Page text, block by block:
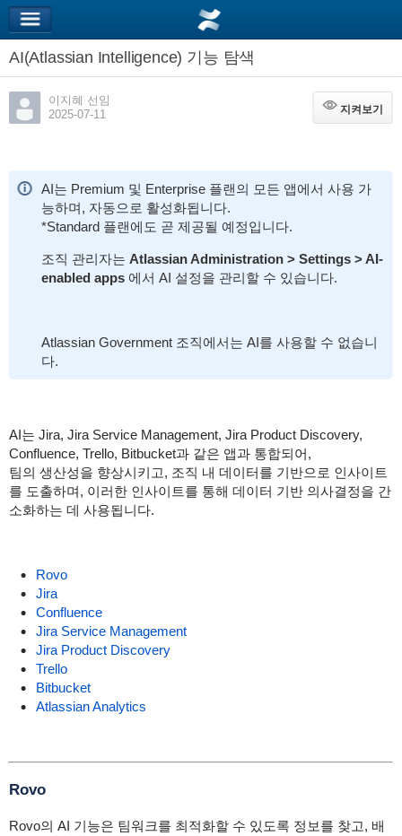
AI(Atlassian Intelligence) 기능 탐색
이지혜 선임
2025-07-11
지켜보기
지켜보기
AI는 Premium 및 Enterprise 플랜의 모든 앱에서 사용 가
능하며, 자동으로 활성화됩니다.
*Standard 플랜에도 곧 제공될 예정입니다.
조직 관리자는 Atlassian Administration > Settings > AI-
enabled apps 에서 AI 설정을 관리할 수 있습니다.
Atlassian Government 조직에서는 AI를 사용할 수 없습니
다.
AI는 Jira, Jira Service Management, Jira Product Discovery,
Confluence, Trello, Bitbucket과 같은 앱과 통합되어,
팀의 생산성을 향상시키고, 조직 내 데이터를 기반으로 인사이트
를 도출하며, 이러한 인사이트를 통해 데이터 기반 의사결정을 간
소화하는 데 사용됩니다.
Rovo
Jira
Confluence
Jira Service Management
Jira Product Discovery
Trello
Bitbucket
Atlassian Analytics
Rovo
Rovo의 AI 기능은 팀워크를 최적화할 수 있도록 정보를 찾고, 배